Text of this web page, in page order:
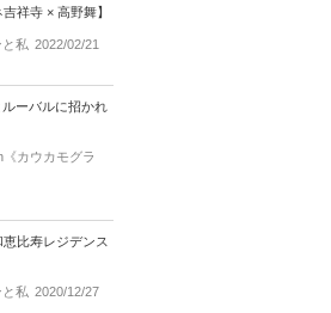
吉祥寺 × 高野舞】
私 2022/02/21
ーバルに招かれ
カウカモグラ
恵比寿レジデンス
私 2020/12/27